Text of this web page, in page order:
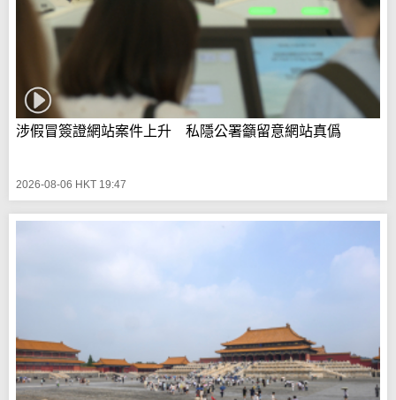
涉假冒簽證網站案件上升 私隱公署籲留意網站真僞
2026-08-06 HKT 19:47